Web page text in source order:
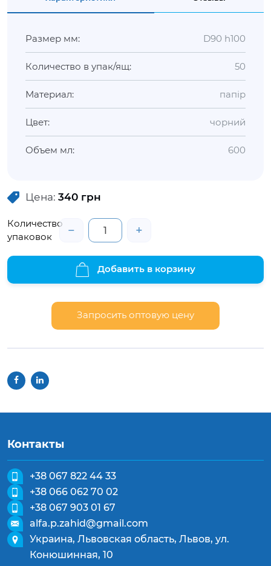
Размер мм: D90 h100
Количество в упак/ящ: 50
Материал: папір
Цвет: чорний
Объем мл: 600
Цена: 340 грн
Количество
упаковок
− +
Добавить в корзину
Запросить оптовую цену
Контакты
+38 067 822 44 33
+38 066 062 70 02
+38 067 903 01 67
alfa.p.zahid@gmail.com
Украина, Львовская область, Львов, ул.
Конюшинная, 10